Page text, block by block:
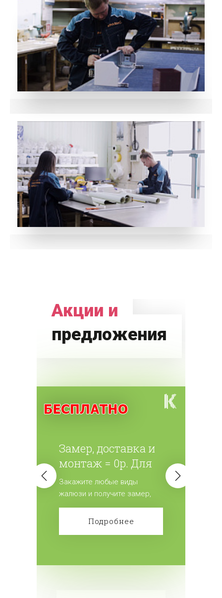
Акции и
предложения
Замер, доставка и
монтаж = 0р. Для
всех жалюзи.
Закажите любые виды
жалюзи и получите замер,
доставку и монтаж
бесплатно! Сделайте заказ!
Подробнее